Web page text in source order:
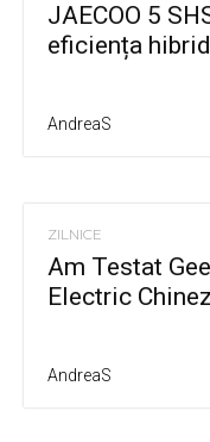
JAECOO 5
eficiența
AndreaS
ZILNICE
Am Testat
Electric
AndreaS